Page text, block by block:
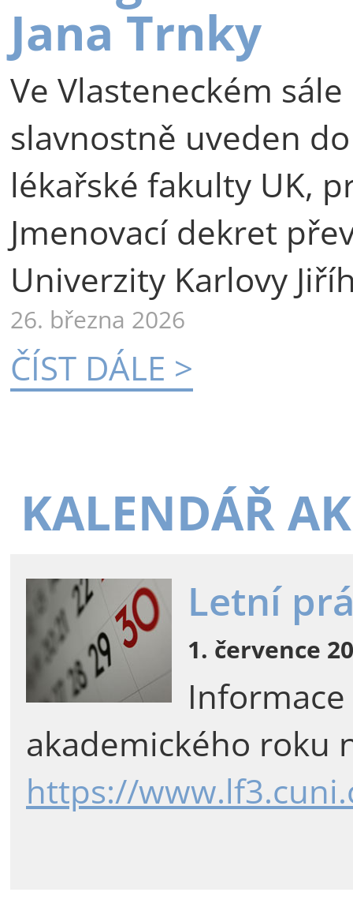
Jana Trnky
Ve Vlasteneckém
slavnostně uveden
lékařské fakulty UK,
Jmenovací dekret
Univerzity Karlovy
26. března 2026
ČÍST DÁLE >
KALENDÁŘ
Letní
1. července
akademického roku
https://